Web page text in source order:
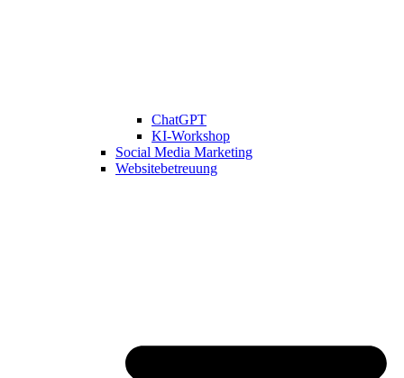
ChatGPT
KI-Workshop
Social Media Marketing
Websitebetreuung